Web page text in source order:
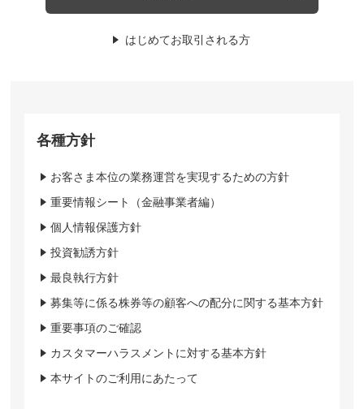
はじめてお取引される方
各種方針
お客さま本位の業務運営を実現するための方針
重要情報シート（金融事業者編）
個人情報保護方針
投資勧誘方針
最良執行方針
募集等に係る株券等の顧客への配分に関する基本方針
重要事項のご確認
カスタマーハラスメントに対する基本方針
本サイトのご利用にあたって